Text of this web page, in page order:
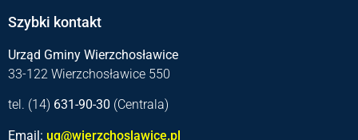
Szybki kontakt
Urząd Gminy Wierzchosławice
33-122 Wierzchosławice 550
tel. (14) 631-90-30 (Centrala)
Email: ug@wierzchoslawice.pl